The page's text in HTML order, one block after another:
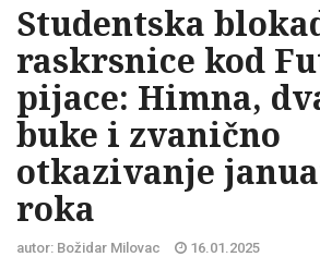
Studentska
raskrsnice kod
pijace: Himna,
buke i zvanično
otkazivanje
roka
autor: Božidar Milovac 16.01.2025